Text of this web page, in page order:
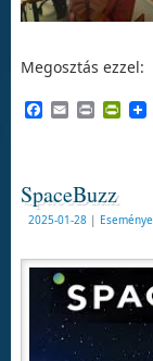
Megosztás ezzel:
Facebook
EmailPrint
SpaceBuzz
2025-01-28 |